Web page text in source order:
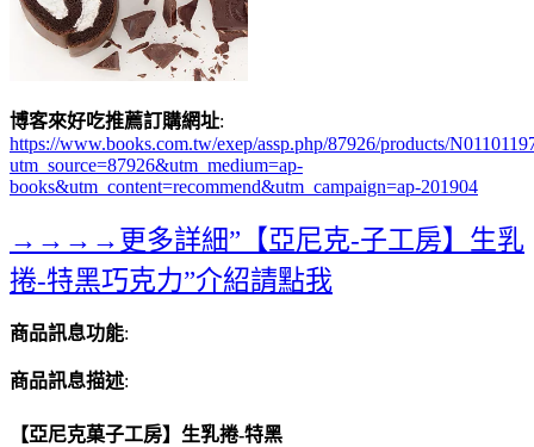
博客來好吃推薦訂購網址:
https://www.books.com.tw/exep/assp.php/87926/products/
utm_source=87926&utm_medium=ap-
books&utm_content=recommend&utm_campaign=ap-201904
→→→→更多詳細”【亞尼克-子工房】生乳
捲-特黑巧克力”介紹請點我
商品訊息功能:
商品訊息描述:
【亞尼克菓子工房】生乳捲-特黑